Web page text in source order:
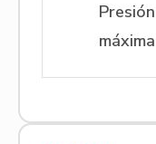
Presión
máxima